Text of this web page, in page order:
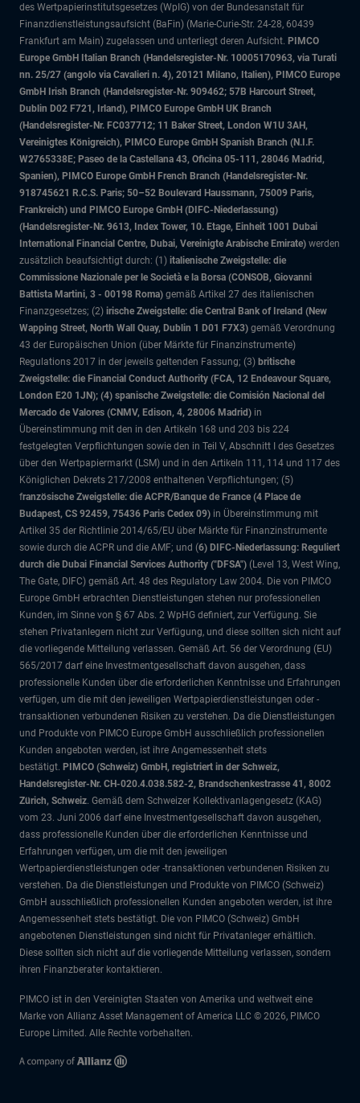
des Wertpapierinstitutsgesetzes (WpIG) von der Bundesanstalt für
Finanzdienstleistungsaufsicht (BaFin) (Marie-Curie-Str. 24-28, 60439
Frankfurt am Main) zugelassen und unterliegt deren Aufsicht. PIMCO
Europe GmbH Italian Branch (Handelsregister-Nr. 10005170963, via Turati
nn. 25/27 (angolo via Cavalieri n. 4), 20121 Milano, Italien), PIMCO Europe
GmbH Irish Branch (Handelsregister-Nr. 909462; 57B Harcourt Street,
Dublin D02 F721, Irland), PIMCO Europe GmbH UK Branch
(Handelsregister-Nr. FC037712; 11 Baker Street, London W1U 3AH,
Vereinigtes Königreich), PIMCO Europe GmbH Spanish Branch (N.I.F.
W2765338E; Paseo de la Castellana 43, Oficina 05-111, 28046 Madrid,
Spanien), PIMCO Europe GmbH French Branch (Handelsregister-Nr.
918745621 R.C.S. Paris; 50–52 Boulevard Haussmann, 75009 Paris,
Frankreich) und PIMCO Europe GmbH (DIFC-Niederlassung)
(Handelsregister-Nr. 9613, Index Tower, 10. Etage, Einheit 1001 Dubai
International Financial Centre, Dubai, Vereinigte Arabische Emirate) werden
zusätzlich beaufsichtigt durch: (1) italienische Zweigstelle: die
Commissione Nazionale per le Società e la Borsa (CONSOB, Giovanni
Battista Martini, 3 - 00198 Roma) gemäß Artikel 27 des italienischen
Finanzgesetzes; (2) irische Zweigstelle: die Central Bank of Ireland (New
Wapping Street, North Wall Quay, Dublin 1 D01 F7X3) gemäß Verordnung
43 der Europäischen Union (über Märkte für Finanzinstrumente)
Regulations 2017 in der jeweils geltenden Fassung; (3) britische
Zweigstelle: die Financial Conduct Authority (FCA, 12 Endeavour Square,
London E20 1JN); (4) spanische Zweigstelle: die Comisión Nacional del
Mercado de Valores (CNMV, Edison, 4, 28006 Madrid) in
Übereinstimmung mit den in den Artikeln 168 und 203 bis 224
festgelegten Verpflichtungen sowie den in Teil V, Abschnitt I des Gesetzes
über den Wertpapiermarkt (LSM) und in den Artikeln 111, 114 und 117 des
Königlichen Dekrets 217/2008 enthaltenen Verpflichtungen; (5)
französische Zweigstelle: die ACPR/Banque de France (4 Place de
Budapest, CS 92459, 75436 Paris Cedex 09) in Übereinstimmung mit
Artikel 35 der Richtlinie 2014/65/EU über Märkte für Finanzinstrumente
sowie durch die ACPR und die AMF; und (6) DIFC-Niederlassung: Reguliert
durch die Dubai Financial Services Authority ("DFSA") (Level 13, West Wing,
The Gate, DIFC) gemäß Art. 48 des Regulatory Law 2004. Die von PIMCO
Europe GmbH erbrachten Dienstleistungen stehen nur professionellen
Kunden, im Sinne von § 67 Abs. 2 WpHG definiert, zur Verfügung. Sie
stehen Privatanlegern nicht zur Verfügung, und diese sollten sich nicht auf
die vorliegende Mitteilung verlassen. Gemäß Art. 56 der Verordnung (EU)
565/2017 darf eine Investmentgesellschaft davon ausgehen, dass
professionelle Kunden über die erforderlichen Kenntnisse und Erfahrungen
verfügen, um die mit den jeweiligen Wertpapierdienstleistungen oder -
transaktionen verbundenen Risiken zu verstehen. Da die Dienstleistungen
und Produkte von PIMCO Europe GmbH ausschließlich professionellen
Kunden angeboten werden, ist ihre Angemessenheit stets
bestätigt. PIMCO (Schweiz) GmbH, registriert in der Schweiz,
Handelsregister-Nr. CH-020.4.038.582-2, Brandschenkestrasse 41, 8002
Zürich, Schweiz. Gemäß dem Schweizer Kollektivanlagengesetz (KAG)
vom 23. Juni 2006 darf eine Investmentgesellschaft davon ausgehen,
dass professionelle Kunden über die erforderlichen Kenntnisse und
Erfahrungen verfügen, um die mit den jeweiligen
Wertpapierdienstleistungen oder -transaktionen verbundenen Risiken zu
verstehen. Da die Dienstleistungen und Produkte von PIMCO (Schweiz)
GmbH ausschließlich professionellen Kunden angeboten werden, ist ihre
Angemessenheit stets bestätigt. Die von PIMCO (Schweiz) GmbH
angebotenen Dienstleistungen sind nicht für Privatanleger erhältlich.
Diese sollten sich nicht auf die vorliegende Mitteilung verlassen, sondern
ihren Finanzberater kontaktieren.
PIMCO ist in den Vereinigten Staaten von Amerika und weltweit eine
Marke von Allianz Asset Management of America LLC © 2026, PIMCO
Europe Limited. Alle Rechte vorbehalten.